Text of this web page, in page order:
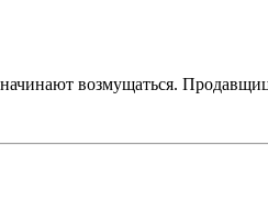
возмущаться.